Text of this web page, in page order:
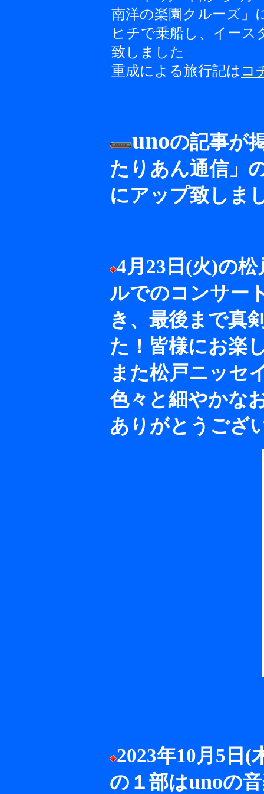
南洋の楽園クルーズ」
ヒチで乗船し、イース
致しました
重成による旅行記は コ
unoの記事が
たりあん通信」
にアップ致しま
4月23日(火)の
ルでのコンサー
き、最後まで真
た！皆様にお楽
また松戸ニッセ
色々と細やかな
ありがとうござ
2023年10月5日(
の１部はunoの